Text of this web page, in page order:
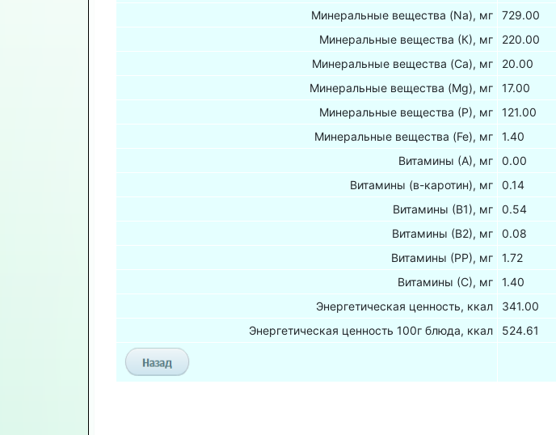
Минеральные вещества (Na), мг
729.00
Минеральные вещества (К), мг
220.00
Минеральные вещества (Са), мг
20.00
Минеральные вещества (Mg), мг
17.00
Минеральные вещества (Р), мг
121.00
Минеральные вещества (Fe), мг
1.40
Витамины (А), мг
0.00
Витамины (в-каротин), мг
0.14
Витамины (В1), мг
0.54
Витамины (В2), мг
0.08
Витамины (РР), мг
1.72
Витамины (С), мг
1.40
Энергетическая ценность, ккал
341.00
Энергетическая ценность 100г блюда, ккал
524.61